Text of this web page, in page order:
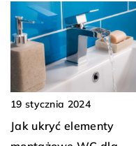
19 stycznia 2024
Jak ukryć elementy